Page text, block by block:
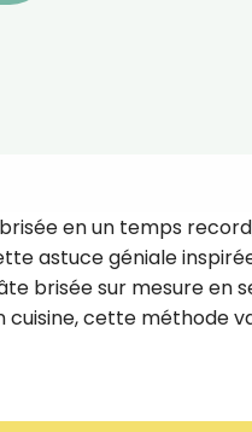
en un temps
astuce géniale
brisée sur mesure en
cuisine, cette méthode